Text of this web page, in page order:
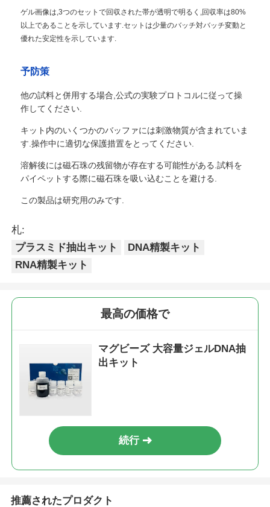
ゲル画像は,3つのセットで回収された帯が透明で明るく,回収率は80%
以上であることを示しています.セットは少量のバッチ対バッチ変動と
優れた安定性を示しています.
予防策
他の試料と併用する場合,公式の実験プロトコルに従って操
作してください.
キット内のいくつかのバッファには刺激物質が含まれていま
す.操作中に適切な保護措置をとってください.
溶解後には磁石珠の残留物が存在する可能性がある.試料を
パイペットする際に磁石珠を吸い込むことを避ける.
この製品は研究用のみです.
札:
プラスミド抽出キット
DNA精製キット
RNA精製キット
最高の価格で
マグビーズ 大容量ジェルDNA抽
出キット
続行
推薦されたプロダクト